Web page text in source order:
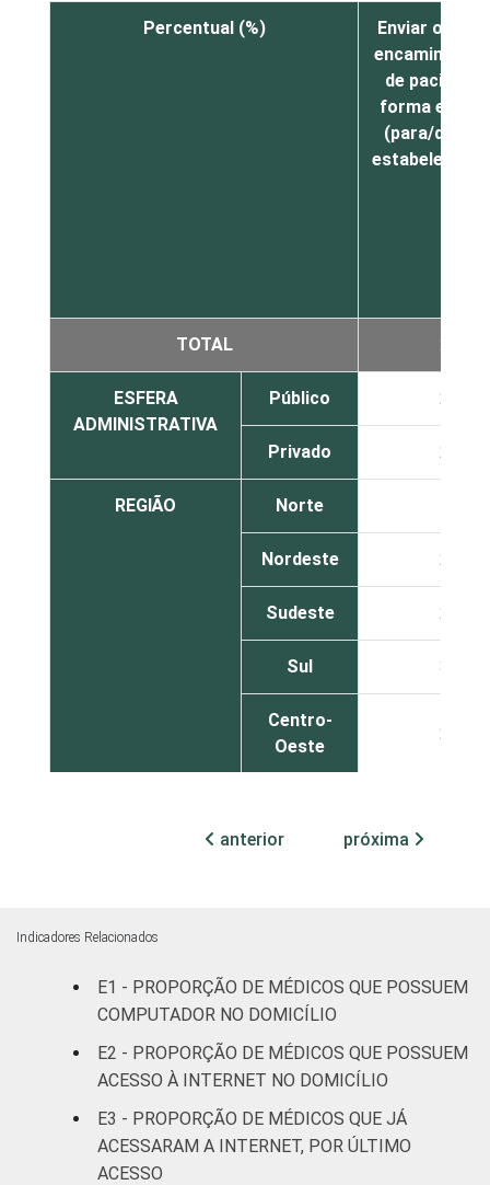
Percentual (%)
Enviar ou
de
forma
(para/de
TOTAL 27
ESFERA
ADMINISTRATIVA
Público 28
Privado 25
REGIÃO Norte
Nordeste 22
Sudeste 26
Sul 38
Centro-
Oeste
21
Com
internação
(mais de
50 leitos)
25
FAIXA ETÁRIA
Até 35
anterior próxima
Indicadores Relacionados
E1 - PROPORÇÃO DE MÉDICOS QUE POSSUEM
COMPUTADOR NO DOMICÍLIO
E2 - PROPORÇÃO DE MÉDICOS QUE POSSUEM
ACESSO À INTERNET NO DOMICÍLIO
E3 - PROPORÇÃO DE MÉDICOS QUE JÁ
ACESSARAM A INTERNET, POR ÚLTIMO
ACESSO